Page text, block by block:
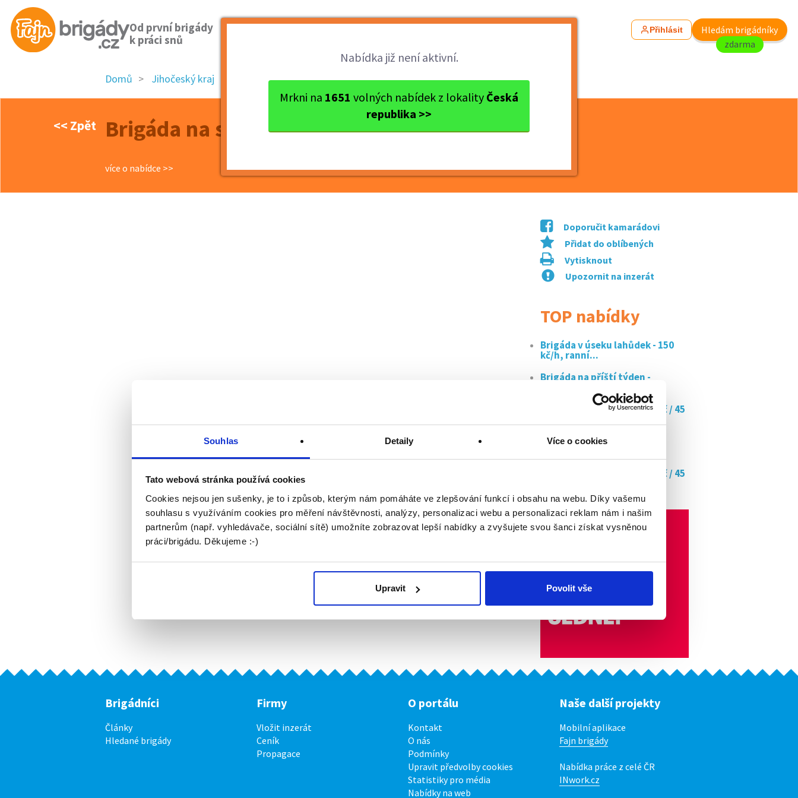
Souhlas Detaily Více o cookies
Tato webová stránka používá cookies
Cookies nejsou jen sušenky, je to i způsob, kterým nám pomáháte ve zlepšování funkcí i obsahu na webu. Díky vašemu
souhlasu s využíváním cookies pro měření návštěvnosti, analýzy, personalizaci webu a personalizaci reklam nám i našim
partnerům (např. vyhledávače, sociální sítě) umožníte zobrazovat lepší nabídky a zvyšujete svou šanci získat vysněnou
práci/brigádu. Děkujeme :-)
Upravit Povolit vše
Od první brigády
k práci snů
Přihlásit
Hledám brigádníky
zdarma
Nabídka již není aktivní.
Mrkni na 1651 volných nabídek z lokality Česká
republika >>
Domů Jihočeský kraj okres České Budějovice České Budějovice Brigáda na skladě - 180 Kč/h
<< Zpět Brigáda na skladě - 180 Kč/h
více o nabídce >>
Doporučit kamarádovi
Přidat do oblíbených
Vytisknout
Upozornit na inzerát
TOP nabídky
Brigáda v úseku lahůdek - 150
kč/h, ranní...
Brigáda na příští týden -
Doučujte s námi až za 350 kč / 45
Brigáda na příští týden -
Doučujte s námi až za 350 kč / 45
Brigádníci
Články
Hledané brigády
Firmy
Vložit inzerát
Ceník
Propagace
O portálu
Kontakt
O nás
Podmínky
Upravit předvolby cookies
Statistiky pro média
Nabídky na web
Naše další projekty
Mobilní aplikace
Fajn brigády
Nabídka práce z celé ČR
INwork.cz